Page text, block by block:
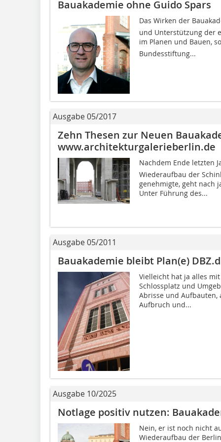
Bauakademie ohne Guido Spars
Das Wirken der
und Unterstützung der
im Planen und Bauen,
Bundesstiftung...
Ausgabe 05/2017
Zehn Thesen zur Neuen
www.architekturgalerieberlin.de
Nachdem Ende letzten
Wiederaufbau der
genehmigte, geht nach
Unter Führung des...
Ausgabe 05/2011
Bauakademie bleibt Plan(e)
Vielleicht hat ja alles
Schlossplatz und
Abrisse und
Aufbruch und...
Ausgabe 10/2025
Notlage positiv nutzen:
Nein, er ist noch nicht
Wiederaufbau der